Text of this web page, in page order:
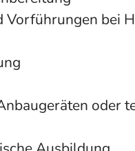
Vorführungen bei
oder